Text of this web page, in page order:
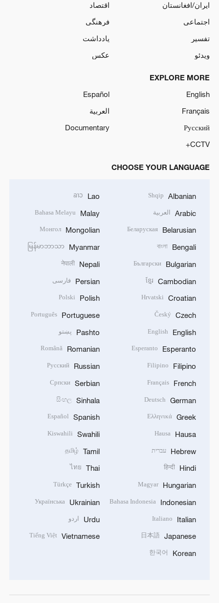
ایران/افغانستان
اقتصاد
اجتماعی
فرهنگی
تفسیر
یادداشت
ویدئو
عکس
EXPLORE MORE
English
Español
Français
العربية
Русский
Documentary
CCTV+
CHOOSE YOUR LANGUAGE
Albanian
Shqip
Arabic العربية
Belarusian
Беларуская
Bengali
বাংলা
Bulgarian
Български
Cambodian
ខ្មែរ
Croatian
Hrvatski
Czech
Český
English
English
Esperanto
Esperanto
Filipino
Filipino
French
Français
German
Deutsch
Greek
Ελληνικά
Hausa
Hausa
Hebrew עברית
Hindi
हिन्दी
Hungarian
Magyar
Indonesian
Bahasa Indonesia
Italian
Italiano
Japanese
日本語
Korean
한국어
Lao
ລາວ
Malay
Bahasa Melayu
Mongolian
Монгол
Myanmar
မြန်မာဘာသာ
Nepali
नेपाली
Persian فارسی
Polish
Polski
Portuguese
Português
Pashto پښتو
Romanian
Română
Russian
Русский
Serbian
Српски
Sinhala
සිංහල
Spanish
Español
Swahili
Kiswahili
Tamil
தமிழ்
Thai
ไทย
Turkish
Türkçe
Ukrainian
Українська
Urdu اردو
Vietnamese
Tiếng Việt